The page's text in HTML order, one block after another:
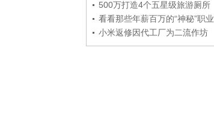
500万打造4个五星级旅游厕所
看看那些年薪百万的“神秘”职业
小米返修因代工厂为二流作坊